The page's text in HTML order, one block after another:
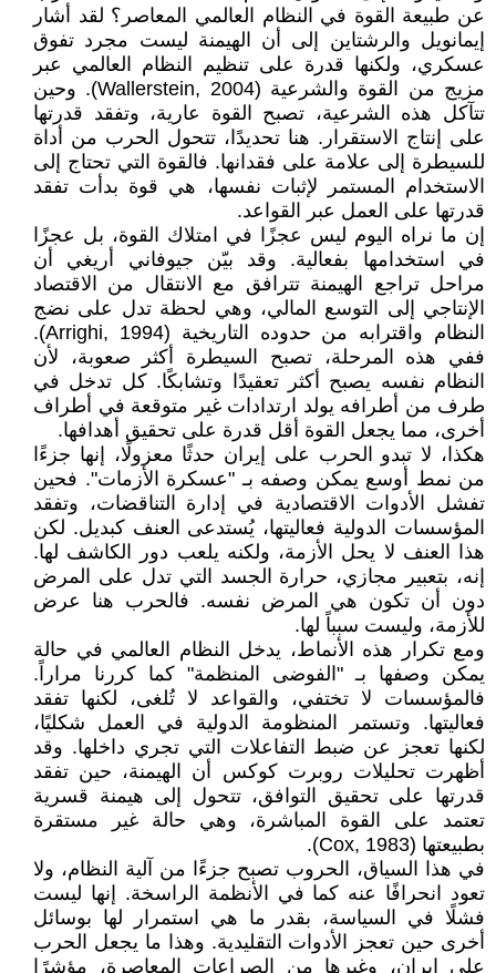
عن طبيعة القوة في النظام العالمي المعاصر؟ لقد أشار
إيمانويل والرشتاين إلى أن الهيمنة ليست مجرد تفوق
عسكري، ولكنها قدرة على تنظيم النظام العالمي عبر
مزيج من القوة والشرعية (Wallerstein, 2004). وحين
تتآكل هذه الشرعية، تصبح القوة عارية، وتفقد قدرتها
على إنتاج الاستقرار. هنا تحديدًا، تتحول الحرب من أداة
للسيطرة إلى علامة على فقدانها. فالقوة التي تحتاج إلى
الاستخدام المستمر لإثبات نفسها، هي قوة بدأت تفقد
قدرتها على العمل عبر القواعد.
إن ما نراه اليوم ليس عجزًا في امتلاك القوة، بل عجزًا
في استخدامها بفعالية. وقد بيّن جيوفاني أريغي أن
مراحل تراجع الهيمنة تترافق مع الانتقال من الاقتصاد
الإنتاجي إلى التوسع المالي، وهي لحظة تدل على نضج
النظام واقترابه من حدوده التاريخية (Arrighi, 1994).
ففي هذه المرحلة، تصبح السيطرة أكثر صعوبة، لأن
النظام نفسه يصبح أكثر تعقيدًا وتشابكًا. كل تدخل في
طرف من أطرافه يولد ارتدادات غير متوقعة في أطراف
أخرى، مما يجعل القوة أقل قدرة على تحقيق أهدافها.
هكذا، لا تبدو الحرب على إيران حدثًا معزولًا، إنها جزءًا
من نمط أوسع يمكن وصفه بـ "عسكرة الأزمات". فحين
تفشل الأدوات الاقتصادية في إدارة التناقضات، وتفقد
المؤسسات الدولية فعاليتها، يُستدعى العنف كبديل. لكن
هذا العنف لا يحل الأزمة، ولكنه يلعب دور الكاشف لها.
إنه، بتعبير مجازي، حرارة الجسد التي تدل على المرض
دون أن تكون هي المرض نفسه. فالحرب هنا عرض
للأزمة، وليست سبباً لها.
ومع تكرار هذه الأنماط، يدخل النظام العالمي في حالة
يمكن وصفها بـ "الفوضى المنظمة" كما كررنا مراراً.
فالمؤسسات لا تختفي، والقواعد لا تُلغى، لكنها تفقد
فعاليتها. وتستمر المنظومة الدولية في العمل شكليًا،
لكنها تعجز عن ضبط التفاعلات التي تجري داخلها. وقد
أظهرت تحليلات روبرت كوكس أن الهيمنة، حين تفقد
قدرتها على تحقيق التوافق، تتحول إلى هيمنة قسرية
تعتمد على القوة المباشرة، وهي حالة غير مستقرة
بطبيعتها (Cox, 1983).
في هذا السياق، الحروب تصبح جزءًا من آلية النظام، ولا
تعود انحرافًا عنه كما في الأنظمة الراسخة. إنها ليست
فشلًا في السياسة، بقدر ما هي استمرار لها بوسائل
أخرى حين تعجز الأدوات التقليدية. وهذا ما يجعل الحرب
على إيران، وغيرها من الصراعات المعاصرة، مؤشرًا